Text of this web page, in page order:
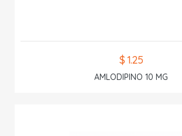
$ 1.25
AMLODIPINO 10 MG